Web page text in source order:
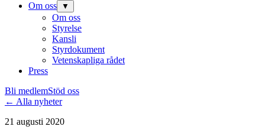
Om oss
▼
Om oss
Styrelse
Kansli
Styrdokument
Vetenskapliga rådet
Press
Bli medlemStöd oss
← Alla nyheter
21 augusti 2020